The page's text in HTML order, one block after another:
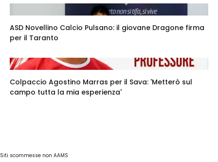
ASD Novellino Calcio Pulsano: il giovane Dragone firma
per il Taranto
Colpaccio Agostino Marras per il Sava: 'Metterò sul
campo tutta la mia esperienza'
Siti scommesse non AAMS